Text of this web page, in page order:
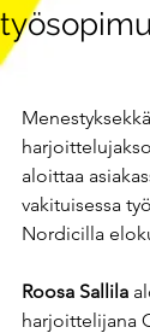
aloittaa
vakituisessa
Nordicilla
Roosa Sallila
harjoittelijana